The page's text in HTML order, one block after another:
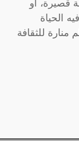
قصيرة، أو
الحياة
للثقافة